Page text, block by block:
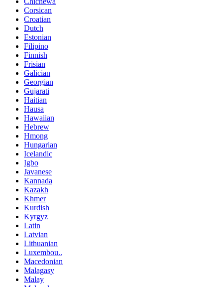
Corsican
Croatian
Dutch
Estonian
Filipino
Finnish
Frisian
Galician
Georgian
Gujarati
Haitian
Hausa
Hawaiian
Hebrew
Hmong
Hungarian
Icelandic
Igbo
Javanese
Kannada
Kazakh
Khmer
Kurdish
Kyrgyz
Latin
Latvian
Lithuanian
Luxembou..
Macedonian
Malagasy
Malay